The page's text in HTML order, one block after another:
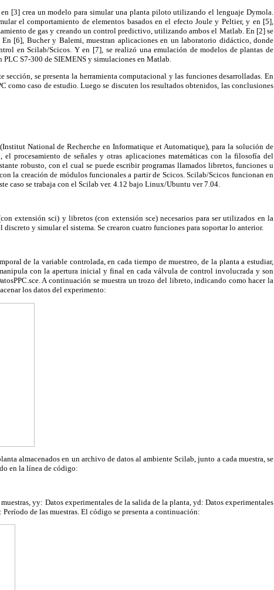
[3] crea un modelo para simular una planta piloto utilizando el lenguaje Dymola.
el comportamiento de elementos basados en el efecto Joule y Peltier, y en [5],
de gas y creando un control predictivo, utilizando ambos el Matlab. En [2] se
[6], Bucher y Balemi, muestran aplicaciones en un laboratorio didáctico, donde
en Scilab/Scicos. Y en [7], se realizó una emulación de modelos de plantas de
S7-300 de SIEMENS y simulaciones en Matlab.
se presenta la herramienta computacional y las funciones desarrolladas. En
como caso de estudio. Luego se discuten los resultados obtenidos, las conclusiones
National de Recherche en Informatique et Automatique), para la solución de
procesamiento de señales y otras aplicaciones matemáticas con la filosofía del
robusto, con el cual se puede escribir programas llamados libretos, funciones u
la creación de módulos funcionales a partir de Scicos. Scilab/Scicos funcionan en
caso se trabaja con el Scilab ver. 4.12 bajo Linux/Ubuntu ver 7.04.
extensión sci) y libretos (con extensión sce) necesarios para ser utilizados en la
y simular el sistema. Se crearon cuatro funciones para soportar lo anterior.
de la variable controlada, en cada tiempo de muestreo, de la planta a estudiar,
con la apertura inicial y final en cada válvula de control involucrada y son
A continuación se muestra un trozo del libreto, indicando como hacer la
los datos del experimento:
almacenados en un archivo de datos al ambiente Scilab, junto a cada muestra, se
en la línea de código:
yy: Datos experimentales de la salida de la planta, yd: Datos experimentales
de las muestras. El código se presenta a continuación: